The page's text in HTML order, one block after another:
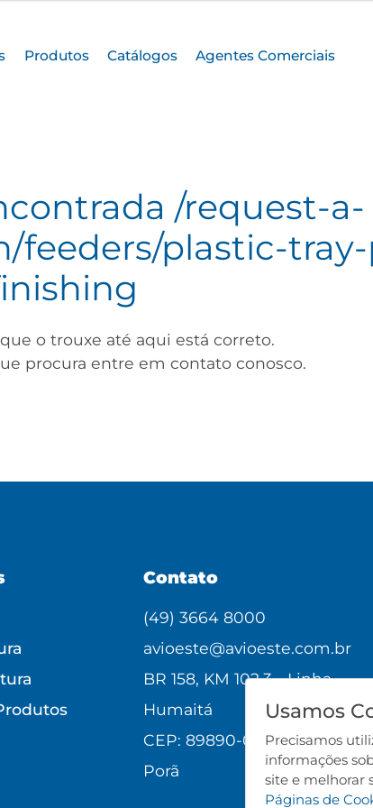
Usamos
Precisamos
informações
site e melhorar
Páginas de
Produtos Catálogos Agentes Comerciais
/request-a-
plastic-
o trouxe até aqui está correto.
procura entre em contato conosco.
Contato
(49) 3664 8000
avioeste@avioeste.com.br
BR 158, KM 102,3 - Linha
Humaitá
CEP: 89890-000 - Cunha
Porã